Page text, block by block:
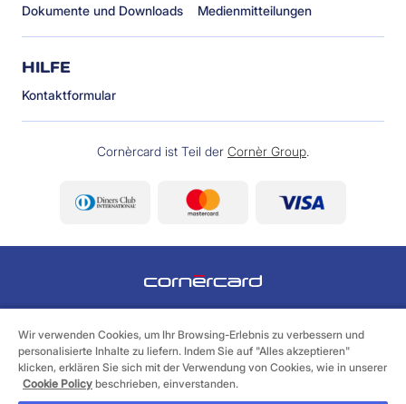
Dokumente und Downloads
Medienmitteilungen
HILFE
Kontaktformular
Cornèrcard ist Teil der Cornèr Group.
Via Canova 16, 6901 Lugano
Legales Cookie Policy Datenschutzerklärung
Wir verwenden Cookies, um Ihr Browsing-Erlebnis zu verbessern und
personalisierte Inhalte zu liefern. Indem Sie auf "Alles akzeptieren"
klicken, erklären Sie sich mit der Verwendung von Cookies, wie in unserer
Cookie Policy beschrieben, einverstanden.